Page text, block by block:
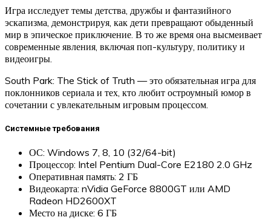
Игра исследует темы детства, дружбы и фантазийного
эскапизма, демонстрируя, как дети превращают обыденный
мир в эпическое приключение. В то же время она высмеивает
современные явления, включая поп-культуру, политику и
видеоигры.
South Park: The Stick of Truth — это обязательная игра для
поклонников сериала и тех, кто любит остроумный юмор в
сочетании с увлекательным игровым процессом.
Системные требования
ОС: Windows 7, 8, 10 (32/64-bit)
Процессор: Intel Pentium Dual-Core E2180 2.0 GHz
Оперативная память: 2 ГБ
Видеокарта: nVidia GeForce 8800GT или AMD
Radeon HD2600XT
Место на диске: 6 ГБ